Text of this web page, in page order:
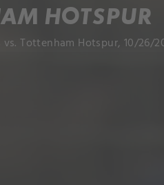
HOTSPUR
Tottenham Hotspur, 10/26/